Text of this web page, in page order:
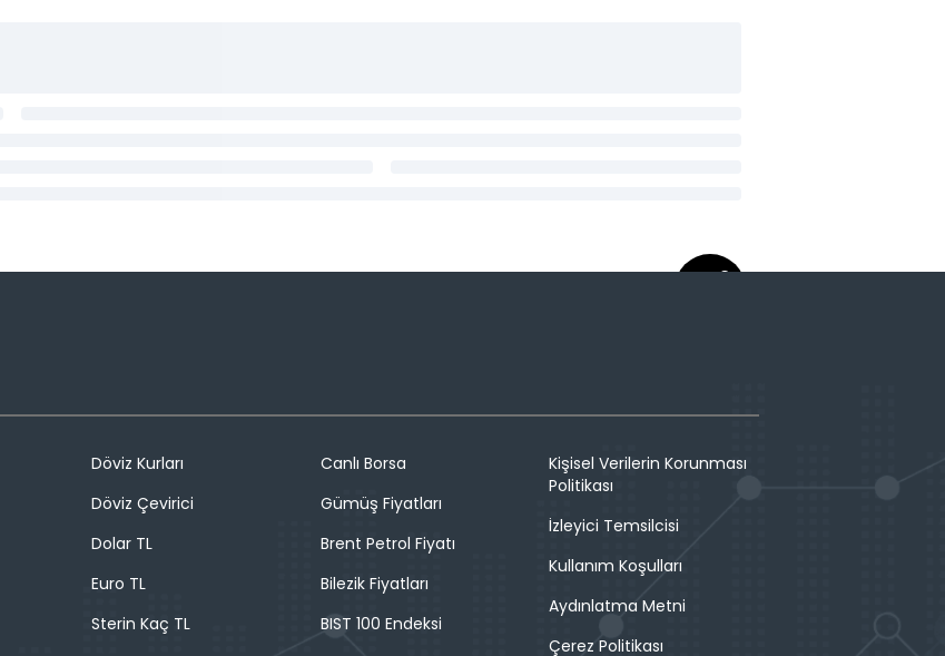
Döviz Kurları
Döviz Çevirici
Dolar TL
Euro TL
Sterin Kaç TL
Canlı Borsa
Gümüş Fiyatları
Brent Petrol Fiyatı
Bilezik Fiyatları
BIST 100 Endeksi
Kişisel Verilerin Korunması
Politikası
İzleyici Temsilcisi
Kullanım Koşulları
Aydınlatma Metni
Çerez Politikası